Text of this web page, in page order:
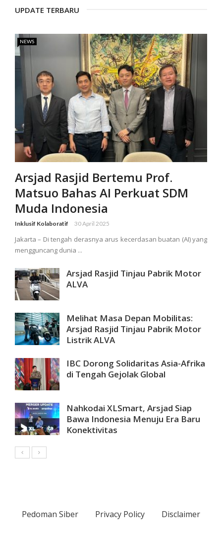
UPDATE TERBARU
NEWS
Arsjad Rasjid Bertemu Prof.
Matsuo Bahas AI Perkuat SDM
Muda Indonesia
Inklusif Kolaboratif 30 April 2025
Jakarta – Di tengah derasnya arus kecerdasan buatan (AI) yang
mengguncang dunia ...
Arsjad Rasjid Tinjau Pabrik Motor
ALVA
Melihat Masa Depan Mobilitas:
Arsjad Rasjid Tinjau Pabrik Motor
Listrik ALVA
IBC Dorong Solidaritas Asia-Afrika
di Tengah Gejolak Global
Nahkodai XLSmart, Arsjad Siap
Bawa Indonesia Menuju Era Baru
Konektivitas
Pedoman Siber Privacy Policy Disclaimer